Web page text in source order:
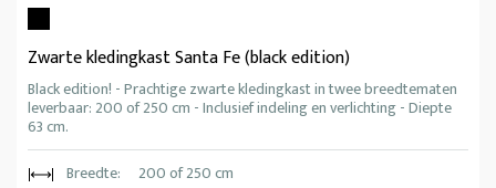
Zwarte kledingkast Santa Fe (black edition)
Black edition! - Prachtige zwarte kledingkast in twee breedtematen
leverbaar: 200 of 250 cm - Inclusief indeling en verlichting - Diepte
63 cm.
Breedte:
200 of 250 cm